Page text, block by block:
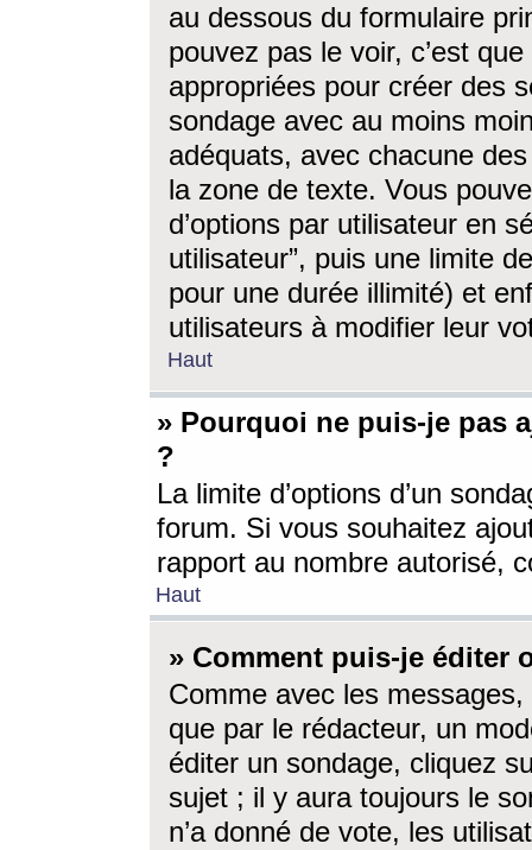
au dessous du formulaire
pouvez pas le voir, c’est
appropriées pour créer des
sondage avec au moins
adéquats, avec chacune
la zone de texte. Vous
d’options par utilisateur en
utilisateur”, puis une limite
pour une durée illimité) et
utilisateurs à modifier leur
Haut
» Pourquoi ne puis-je pas
?
La limite d’options d’un
forum. Si vous souhaitez
rapport au nombre autorisé,
Haut
» Comment puis-je éditer
Comme avec les
que par le rédacteur, un
éditer un sondage, cliquez
sujet ; il y aura toujours le
n’a donné de vote, les